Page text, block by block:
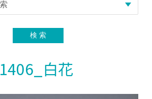
1406_白花